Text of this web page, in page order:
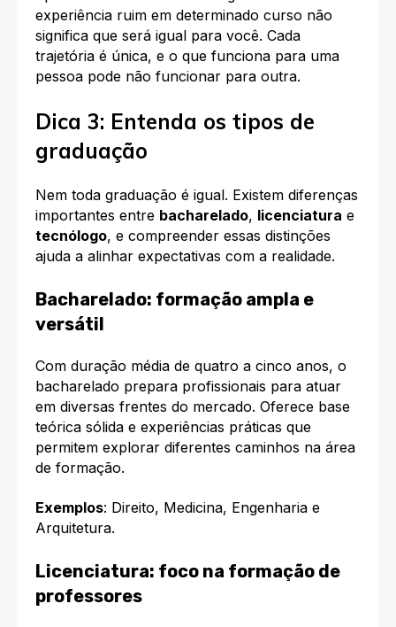
experiência ruim em determinado curso não
significa que será igual para você. Cada
trajetória é única, e o que funciona para uma
pessoa pode não funcionar para outra.
Dica 3: Entenda os tipos de
graduação
Nem toda graduação é igual. Existem diferenças
importantes entre bacharelado, licenciatura e
tecnólogo, e compreender essas distinções
ajuda a alinhar expectativas com a realidade.
Bacharelado: formação ampla e
versátil
Com duração média de quatro a cinco anos, o
bacharelado prepara profissionais para atuar
em diversas frentes do mercado. Oferece base
teórica sólida e experiências práticas que
permitem explorar diferentes caminhos na área
de formação.
Exemplos: Direito, Medicina, Engenharia e
Arquitetura.
Licenciatura: foco na formação de
professores